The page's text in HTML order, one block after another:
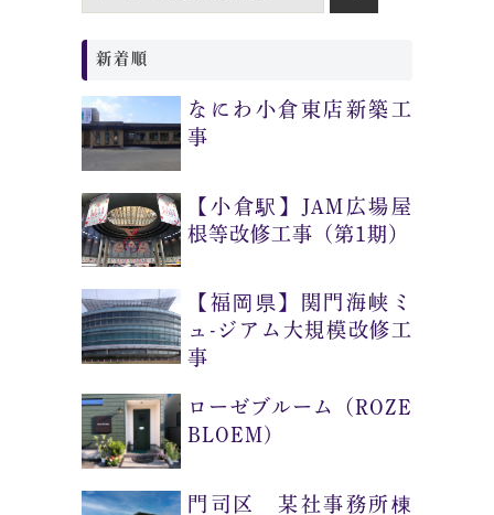
新着順
なにわ小倉東店新築工
事
【小倉駅】JAM広場屋
根等改修工事（第1期）
【福岡県】関門海峡ミ
ュ-ジアム大規模改修工
事
ローゼブルーム（ROZE
BLOEM)
門司区 某社事務所棟